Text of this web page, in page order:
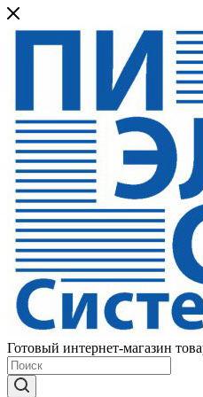
Готовый интернет-магазин